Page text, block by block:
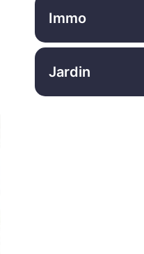
Immo
Jardin